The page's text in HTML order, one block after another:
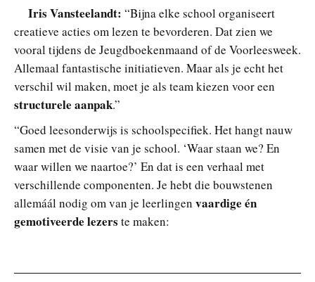
Iris Vansteelandt: “Bijna elke school organiseert
creatieve acties om lezen te bevorderen. Dat zien we
vooral tijdens de Jeugdboekenmaand of de Voorleesweek.
Allemaal fantastische initiatieven. Maar als je echt het
verschil wil maken, moet je als team kiezen voor een
structurele aanpak.”
“Goed leesonderwijs is schoolspecifiek. Het hangt nauw
samen met de visie van je school. ‘Waar staan we? En
waar willen we naartoe?’ En dat is een verhaal met
verschillende componenten. Je hebt die bouwstenen
allemáál nodig om van je leerlingen vaardige én
gemotiveerde lezers te maken: